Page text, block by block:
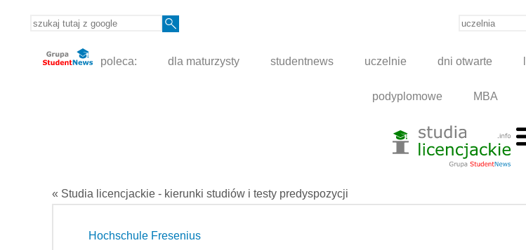
poleca: dla maturzysty studentnews uczelnie dni otwarte
podyplomowe MBA
« Studia licencjackie - kierunki studiów i testy predyspozycji
Hochschule Fresenius